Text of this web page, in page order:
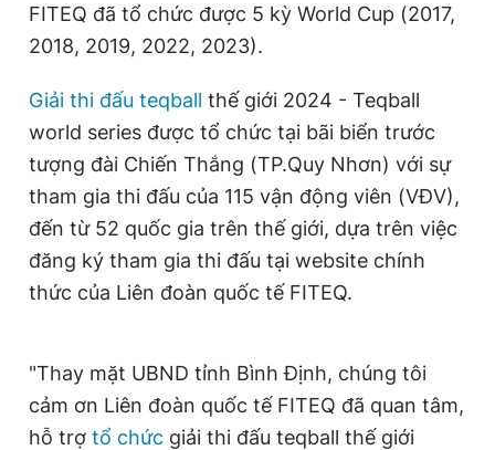
FITEQ đã tổ chức được 5 kỳ World Cup (2017,
2018, 2019, 2022, 2023).
Giải thi đấu teqball thế giới 2024 - Teqball
world series được tổ chức tại bãi biển trước
tượng đài Chiến Thắng (TP.Quy Nhơn) với sự
tham gia thi đấu của 115 vận động viên (VĐV),
đến từ 52 quốc gia trên thế giới, dựa trên việc
đăng ký tham gia thi đấu tại website chính
thức của Liên đoàn quốc tế FITEQ.
"Thay mặt UBND tỉnh Bình Định, chúng tôi
cảm ơn Liên đoàn quốc tế FITEQ đã quan tâm,
hỗ trợ tổ chức giải thi đấu teqball thế giới